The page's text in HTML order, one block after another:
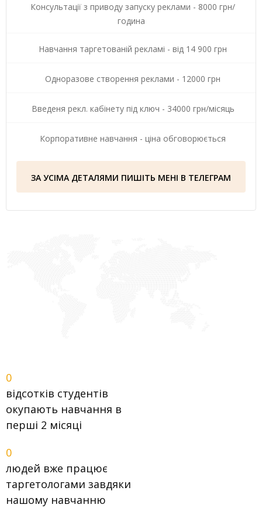
Консультації з приводу запуску реклами - 8000 грн/
година
Навчання таргетованій рекламі - від 14 900 грн
Одноразове створення реклами - 12000 грн
Введеня рекл. кабінету під ключ - 34000 грн/місяць
Корпоративне навчання - ціна обговорюється
ЗА УСІМА ДЕТАЛЯМИ ПИШІТЬ МЕНІ В ТЕЛЕГРАМ
0
відсотків студентів
окупають навчання в
перші 2 місяці​
0
людей вже працює
таргетологами завдяки
нашому навчанню